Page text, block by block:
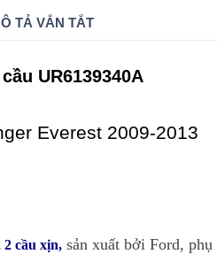
TẢ VẮN TẮT
UR6139340A
Everest 2009-2013
2 cầu xịn, sản xuất bởi Ford,